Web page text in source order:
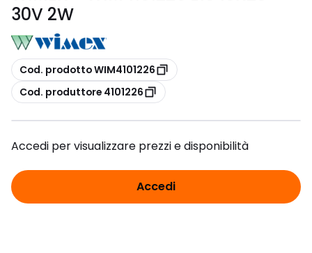
30V 2W
copia
Cod. prodotto WIM4101226
copia
Cod. produttore 4101226
Accedi per visualizzare prezzi e disponibilità
Accedi